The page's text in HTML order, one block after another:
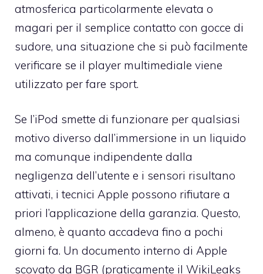
atmosferica particolarmente elevata o
magari per il semplice contatto con gocce di
sudore, una situazione che si può facilmente
verificare se il player multimediale viene
utilizzato per fare sport.
Se l’iPod smette di funzionare per qualsiasi
motivo diverso dall’immersione in un liquido
ma comunque indipendente dalla
negligenza dell’utente e i sensori risultano
attivati, i tecnici Apple possono rifiutare a
priori l’applicazione della garanzia. Questo,
almeno, è quanto accadeva fino a pochi
giorni fa. Un documento interno di Apple
scovato da BGR (praticamente il WikiLeaks